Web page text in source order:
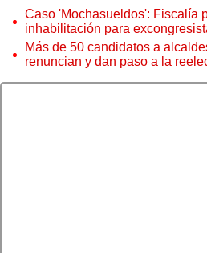
Caso 'Mochasueldos': Fiscalía
inhabilitación para
Cordero Jon Tay
Más de 50 candidatos a
renuncian y dan paso a la